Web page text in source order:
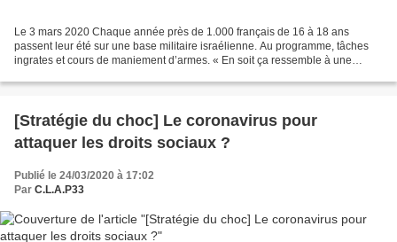
Le 3 mars 2020 Chaque année près de 1.000 français de 16 à 18 ans
passent leur été sur une base militaire israélienne. Au programme, tâches
ingrates et cours de maniement d’armes. « En soit ça ressemble à une
[Stratégie du choc] Le coronavirus pour
attaquer les droits sociaux ?
Publié le 24/03/2020 à 17:02
Par C.L.A.P33